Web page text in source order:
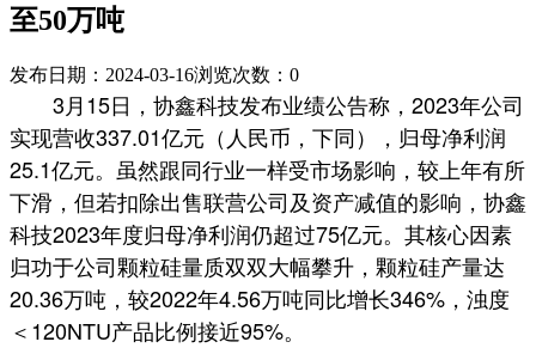
至50万吨
发布日期：2024-03-16浏览次数： 0
3月15日，协鑫科技发布业绩公告称，2023年公司
实现营收337.01亿元（人民币，下同），归母净利润
25.1亿元。虽然跟同行业一样受市场影响，较上年有所
下滑，但若扣除出售联营公司及资产减值的影响，协鑫
科技2023年度归母净利润仍超过75亿元。其核心因素
归功于公司颗粒硅量质双双大幅攀升，颗粒硅产量达
20.36万吨，较2022年4.56万吨同比增长346%，浊度
＜120NTU产品比例接近95%。